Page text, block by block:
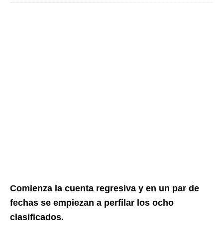
Comienza la cuenta regresiva y en un par de
fechas se empiezan a perfilar los ocho
clasificados.